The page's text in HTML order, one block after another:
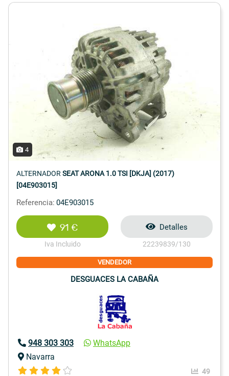
4
ALTERNADOR SEAT ARONA 1.0 TSI [DKJA] (2017)
[04E903015]
Referencia: 04E903015
91 €
Iva Incluido
Detalles
22239839/130
VENDEDOR
DESGUACES LA CABAÑA
948 303 303
WhatsApp
Navarra
49